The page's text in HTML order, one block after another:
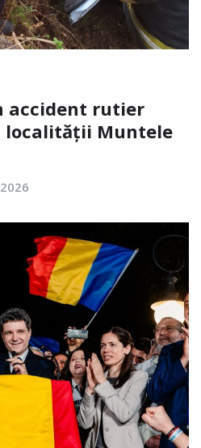
accident rutier
localității Muntele